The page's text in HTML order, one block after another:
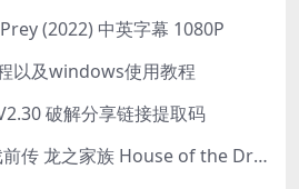
(2022) 中英字幕 1080P
以及windows使用教程
破解分享链接提取码
HBO 权力的游戏前传 龙之家族 House of the Dragon (2022) 中字 1080P 更新4集